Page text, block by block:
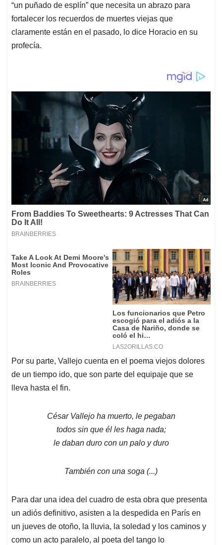
“un puñado de esplín” que necesita un abrazo para
fortalecer los recuerdos de muertes viejas que
claramente están en el pasado, lo dice Horacio en su
profecía.
Por su parte, Vallejo cuenta en el poema viejos dolores
de un tiempo ido, que son parte del equipaje que se
lleva hasta el fin.
César Vallejo ha muerto, le pegaban
todos sin que él les haga nada;
le daban duro con un palo y duro
También con una soga (...)
Para dar una idea del cuadro de esta obra que presenta
un adiós definitivo, asisten a la despedida en París en
un jueves de otoño, la lluvia, la soledad y los caminos y
como un acto paralelo, al poeta del tango lo